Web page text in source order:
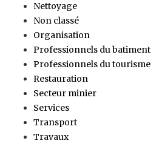
Nettoyage
Non classé
Organisation
Professionnels du batiment
Professionnels du tourisme
Restauration
Secteur minier
Services
Transport
Travaux